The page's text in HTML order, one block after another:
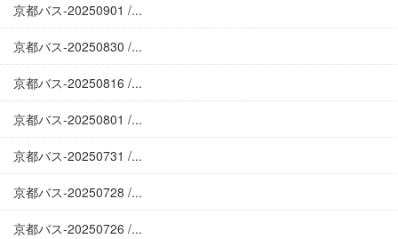
京都バス-20250901 /...
京都バス-20250830 /...
京都バス-20250816 /...
京都バス-20250801 /...
京都バス-20250731 /...
京都バス-20250728 /...
京都バス-20250726 /...